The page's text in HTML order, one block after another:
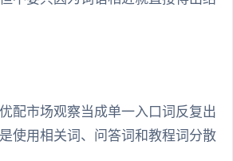
配市场观察当成单一入口词反复出
使用相关词、问答词和教程词分散